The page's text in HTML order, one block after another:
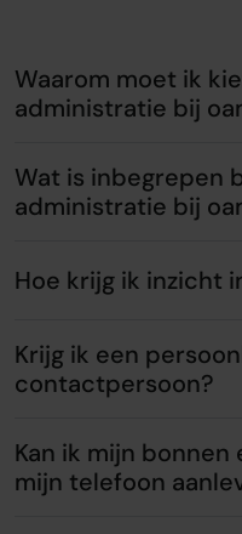
Waarom moet ik
administratie bij
Wat is inbegrepen
administratie bij
Hoe krijg ik inzicht
Krijg ik een
contactpersoon?
Kan ik mijn
mijn telefoon